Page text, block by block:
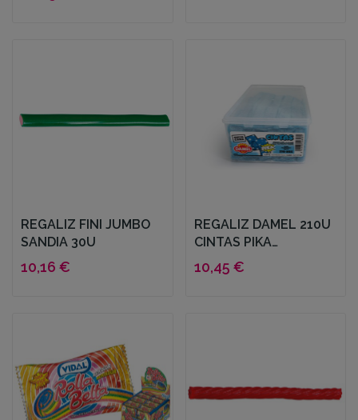
REGALIZ FINI JUMBO
SANDIA 30U
10,16 €
REGALIZ DAMEL 210U
CINTAS PIKA
FRAMBUESA
10,45 €